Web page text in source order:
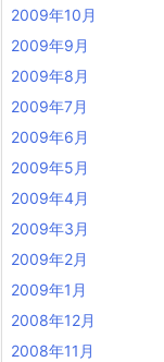
2009年10月
2009年9月
2009年8月
2009年7月
2009年6月
2009年5月
2009年4月
2009年3月
2009年2月
2009年1月
2008年12月
2008年11月